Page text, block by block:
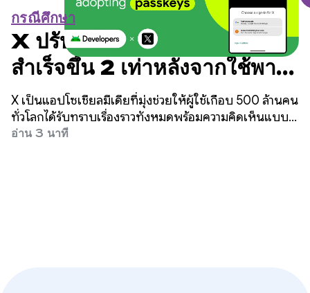
กรณีศึกษา
X ปรับปรุงอัตราการเข้าสู่ระบบ
สำเร็จขึ้น 2 เท่าหลังจากใช้พาส
คีย์
X เป็นแอปโซเชียลมีเดียที่มุ่งช่วยให้ผู้ใช้เกือบ 500 ล้านคน
ทั่วโลกได้รับทราบเรื่องราวทั้งหมดพร้อมความคิดเห็นแบบเรี
ยลไทม์ ไม่ว่าจะเป็นข่าวด่วน ความบันเทิง กีฬา หรือการเมือง
อ่าน 3 นาที